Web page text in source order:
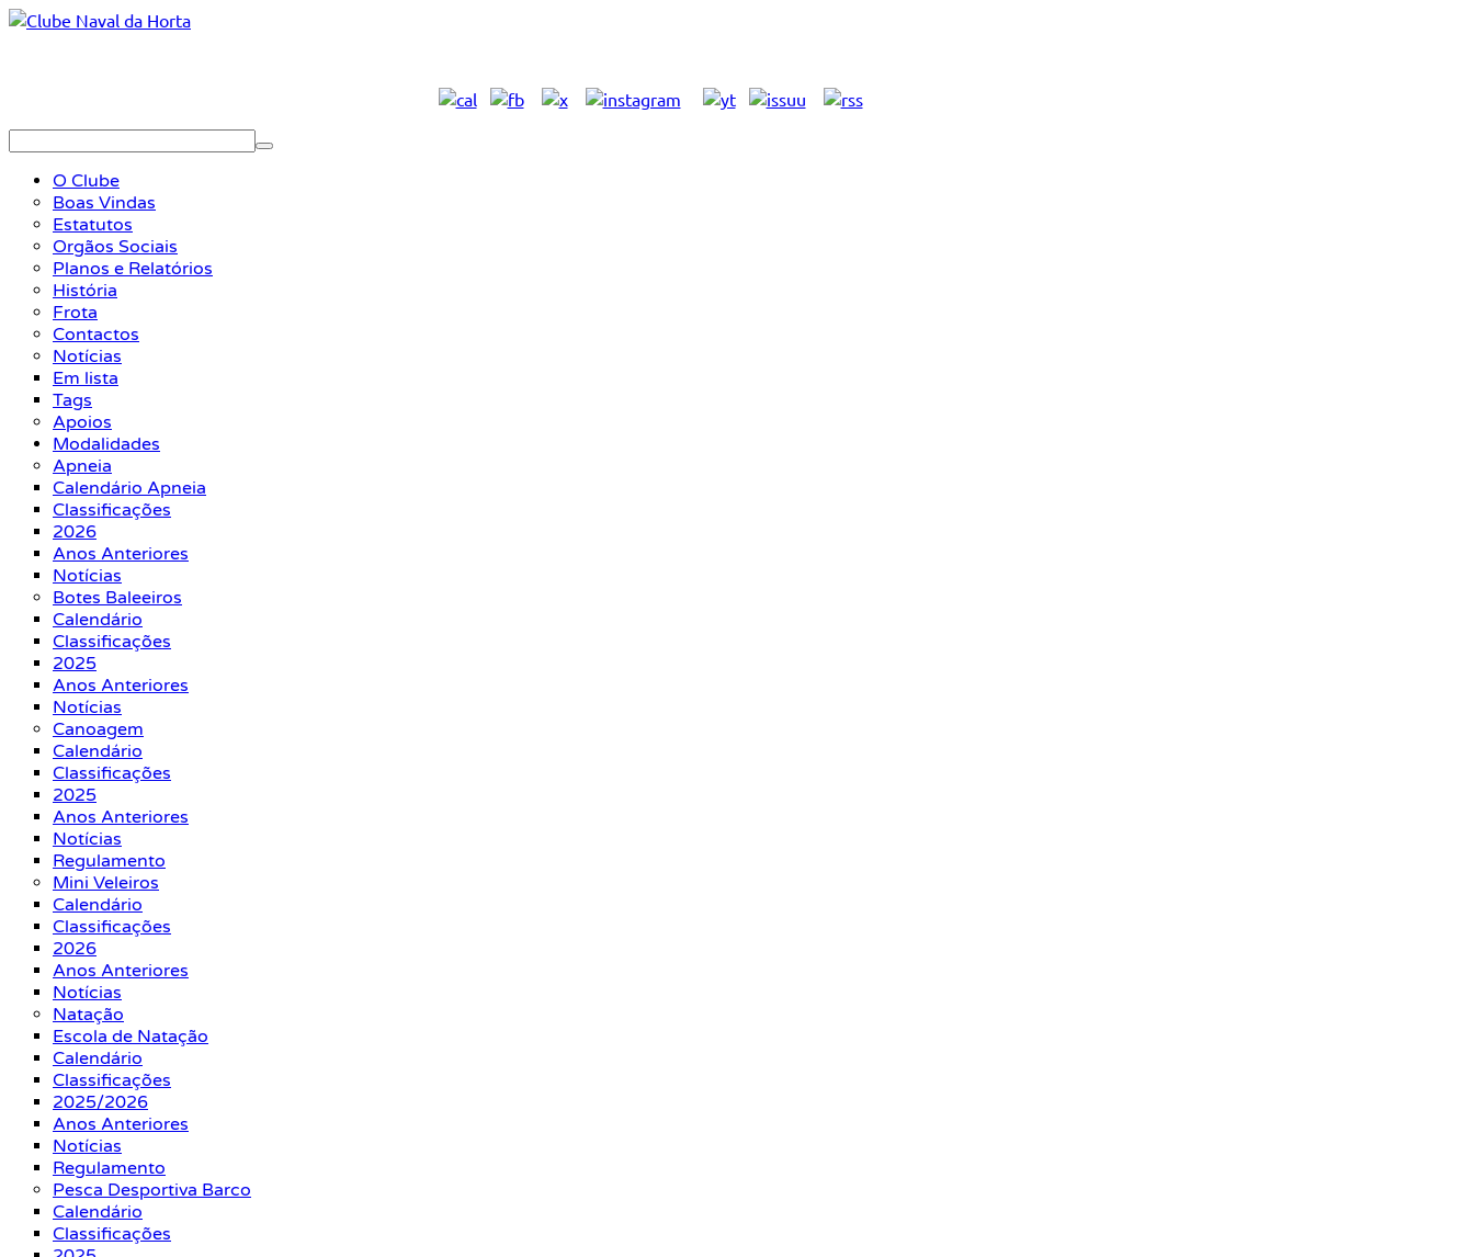
O Clube
Boas Vindas
Estatutos
Orgãos Sociais
Planos e Relatórios
História
Frota
Contactos
Notícias
Em lista
Tags
Apoios
Modalidades
Apneia
Calendário Apneia
Classificações
2026
Anos Anteriores
Notícias
Botes Baleeiros
Calendário
Classificações
2025
Anos Anteriores
Notícias
Canoagem
Calendário
Classificações
2025
Anos Anteriores
Notícias
Regulamento
Mini Veleiros
Calendário
Classificações
2026
Anos Anteriores
Notícias
Natação
Escola de Natação
Calendário
Classificações
2025/2026
Anos Anteriores
Notícias
Regulamento
Pesca Desportiva Barco
Calendário
Classificações